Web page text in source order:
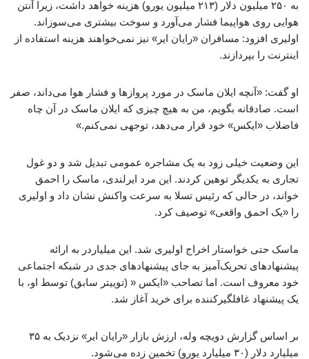
به ۲۵۰ میلیون دلار (۲۱۳ میلیون یورو) هزینه خواهد داشت، زیرا آنتن
هوایی روی هواپیما فشار می‌آورد و سوخت بیشتری می‌سوزاند.
اولیری افزود: مسافران «رایان ایر» نیز نمی‌خواهند هزینه استفاده از
اینترنت را بپردازند.
او گفت: «آنچه ایلان ماسک در مورد پروازها و فشار هوا می‌داند، صفر
است. صادقانه بگویم، من به هیچ چیزی که ایلان ماسک در آن چاه
فاضلاب «ایکس» خود قرار می‌دهد، توجهی نمی‌کنم.»
این وضعیت خیلی زود به یک مشاجره عمومی تبدیل شد و دو غول
تجاری به یکدیگر توهین کردند. این مرد ایرلندی، ماسک را احمق
خواند، در حالی که رئیس تسلا به سرعت واکنش نشان داد و اولیری
را «یک احمق واقعی» توصیف کرد.
ماسک حتی خواستار اخراج اولیری شد. این میلیاردر به ارائه
پیشنهادهای تحریک‌آمیز به جای پیشنهادهای جدی در شبکه اجتماعی
خود معروف است. اما تصاحب «ایکس « (توییتر سابق) توسط او، با
یک پیشنهاد غافلگیرکننده برای خرید آغاز شد.
بر اساس گزارش دویچه وله، ارزش بازار «رایان ایر» نزدیک به ۳۵
میلیارد دلار (۳۰ میلیارد یورو) تخمین زده می‌شود.